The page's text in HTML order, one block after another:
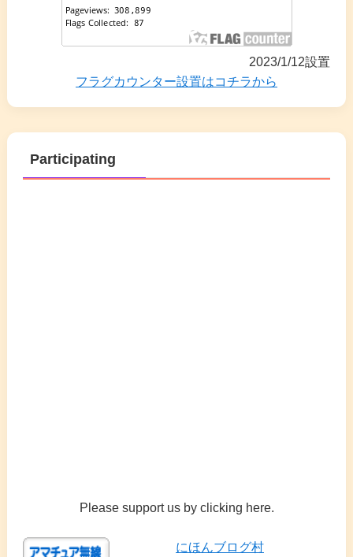
2023/1/12設置
フラグカウンター設置はコチラから
Participating
Please support us by clicking here.
にほんブログ村